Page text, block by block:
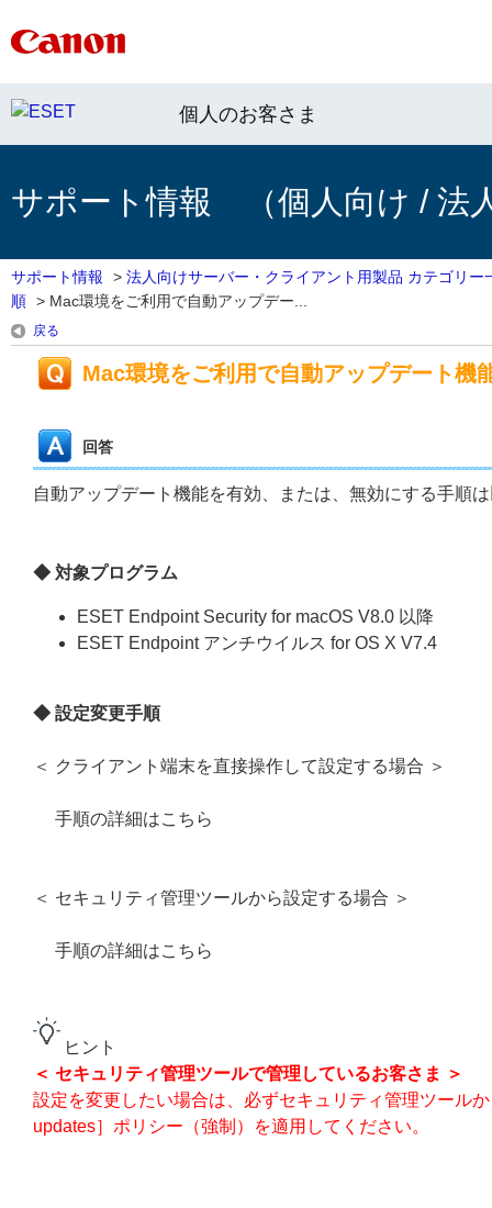
個人のお客さま
サポート情報 （個人向け / 法
サポート情報 > 法人向けサーバー・クライアント用製品 カテゴリー
順 > Mac環境をご利用で自動アップデー...
戻る
Mac環境をご利用で自動アップデート機
回答
自動アップデート機能を有効、または、無効にする手順
◆ 対象プログラム
ESET Endpoint Security for macOS V8.0 以降
ESET Endpoint アンチウイルス for OS X V7.4
◆ 設定変更手順
＜ クライアント端末を直接操作して設定する場合 ＞
手順の詳細はこちら
＜ セキュリティ管理ツールから設定する場合 ＞
手順の詳細はこちら
ヒント
＜ セキュリティ管理ツールで管理しているお客さま ＞
設定を変更したい場合は、必ずセキュリティ管理ツール
updates］ポリシー（強制）を適用してください。